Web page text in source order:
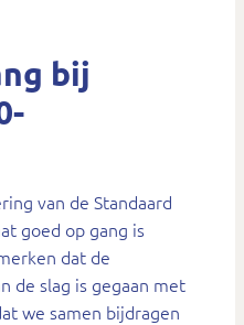
bij
van de Standaard
goed op gang is
dat de
de slag is gegaan met
we samen bijdragen